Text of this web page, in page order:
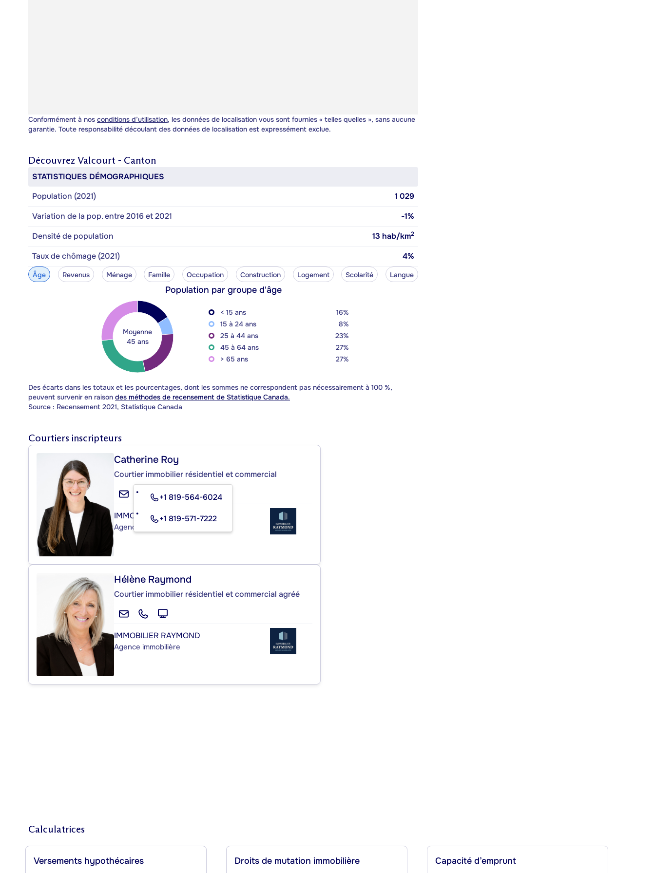
Conformément à nos conditions d’utilisation, les données de localisation vous sont fournies « telles quelles », sans aucune
garantie. Toute responsabilité découlant des données de localisation est expressément exclue.
Découvrez Valcourt - Canton
STATISTIQUES DÉMOGRAPHIQUES
Population (2021)
1 029
Variation de la pop. entre 2016 et 2021
-1%
Densité de population
13 hab/km2
Taux de chômage (2021) 4%
Âge Revenus Ménage Famille Occupation Construction Logement Scolarité Langue
Population par groupe d'âge
Moyenne
45 ans
< 15 ans
16%
15 à 24 ans
8%
25 à 44 ans
23%
45 à 64 ans
27%
> 65 ans
27%
Des écarts dans les totaux et les pourcentages, dont les sommes ne correspondent pas nécessairement à 100 %,
peuvent survenir en raison des méthodes de recensement de Statistique Canada.
Source : Recensement 2021, Statistique Canada
Courtiers inscripteurs
Catherine Roy
Courtier immobilier résidentiel et commercial
+1 819-564-6024
+1 819-571-7222
IMMOBILIER RAYMOND
Agence immobilière
Hélène Raymond
Courtier immobilier résidentiel et commercial agréé
IMMOBILIER RAYMOND
Agence immobilière
Calculatrices
Versements hypothécaires Droits de mutation immobilière Capacité d’emprunt